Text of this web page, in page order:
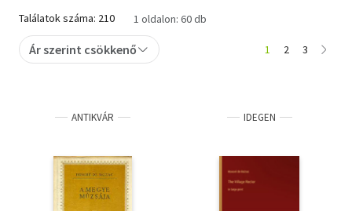
Művészet
Szakkönyv
Tankönyv, segédkönyv
Társadalomtudomány
Természettudomány
Találatok száma: 210 1 oldalon: 60 db
Ár szerint csökkenő 1 2 3
ANTIKVÁR IDEGEN